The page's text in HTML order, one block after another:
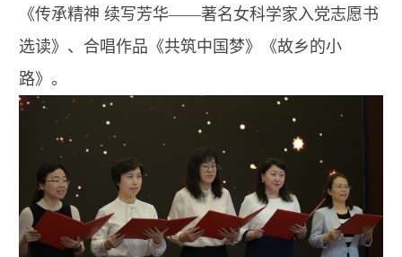
《传承精神 续写芳华——著名女科学家入党志愿书
选读》、合唱作品《共筑中国梦》《故乡的小
路》。